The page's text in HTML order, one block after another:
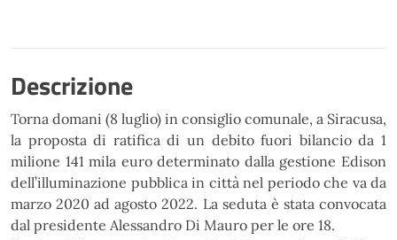
Descrizione
Torna domani (8 luglio) in consiglio comunale, a Siracusa,
la proposta di ratificadi un debito fuori bilancio da 1
milione 141 mila euro determinato dalla gestione Edison
dell’illuminazione pubblica in città nel periodo che va da
marzo 2020 ad agosto 2022. La seduta è stata convocata
dal presidente Alessandro Di Mauro per le ore 18.